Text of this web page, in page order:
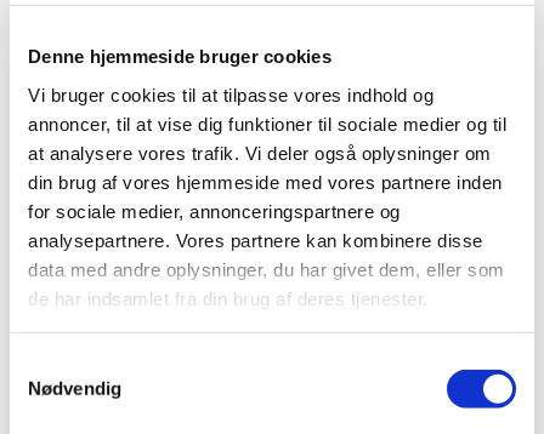
Denne hjemmeside bruger cookies
Vi bruger cookies til at tilpasse vores indhold og
annoncer, til at vise dig funktioner til sociale medier og til
at analysere vores trafik. Vi deler også oplysninger om
din brug af vores hjemmeside med vores partnere inden
for sociale medier, annonceringspartnere og
analysepartnere. Vores partnere kan kombinere disse
data med andre oplysninger, du har givet dem, eller som
de har indsamlet fra din brug af deres tjenester.
Nødvendig